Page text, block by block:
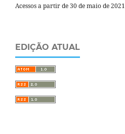
Acessos a partir de 30 de maio de 2021
EDIÇÃO ATUAL